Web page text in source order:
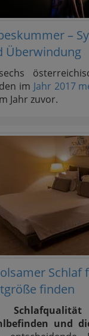
–
Überwindung
im Jahr 2017
Jahr zuvor.
Schlaf
finden
Schlafqualität
und